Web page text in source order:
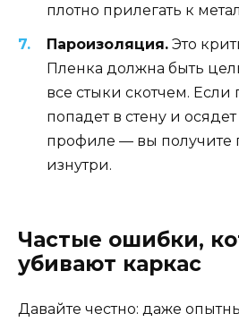
плотно прилегать к
Пароизоляция. Это
Пленка должна быть
все стыки скотчем.
попадет в стену и
профиле — вы получите
изнутри.
Частые ошибки,
убивают каркас
Давайте честно: даже